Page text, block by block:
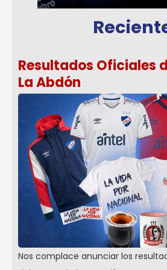
Resultados Oficiales
La Abdón
Nos complace anunciar los